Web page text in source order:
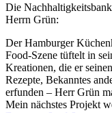
Die
Herrn Grün:
Der Hamburger
Food-Szene tüftelt in
Kreationen, die er
Rezepte, Bekanntes
erfunden – Herr Grün
Mein nächstes Projekt